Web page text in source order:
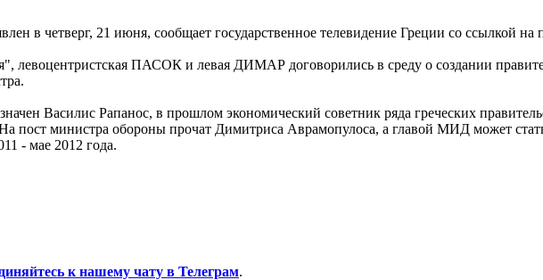
в четверг, 21 июня, сообщает государственное телевидение Греции со ссылкой
левоцентристская ПАСОК и левая ДИМАР договорились в среду о создании
Василис Рапанос, в прошлом экономический советник ряда греческих
пост министра обороны прочат Димитриса Аврамопулоса, а главой МИД может
- мае 2012 года.
к нашему чату в Телеграм.